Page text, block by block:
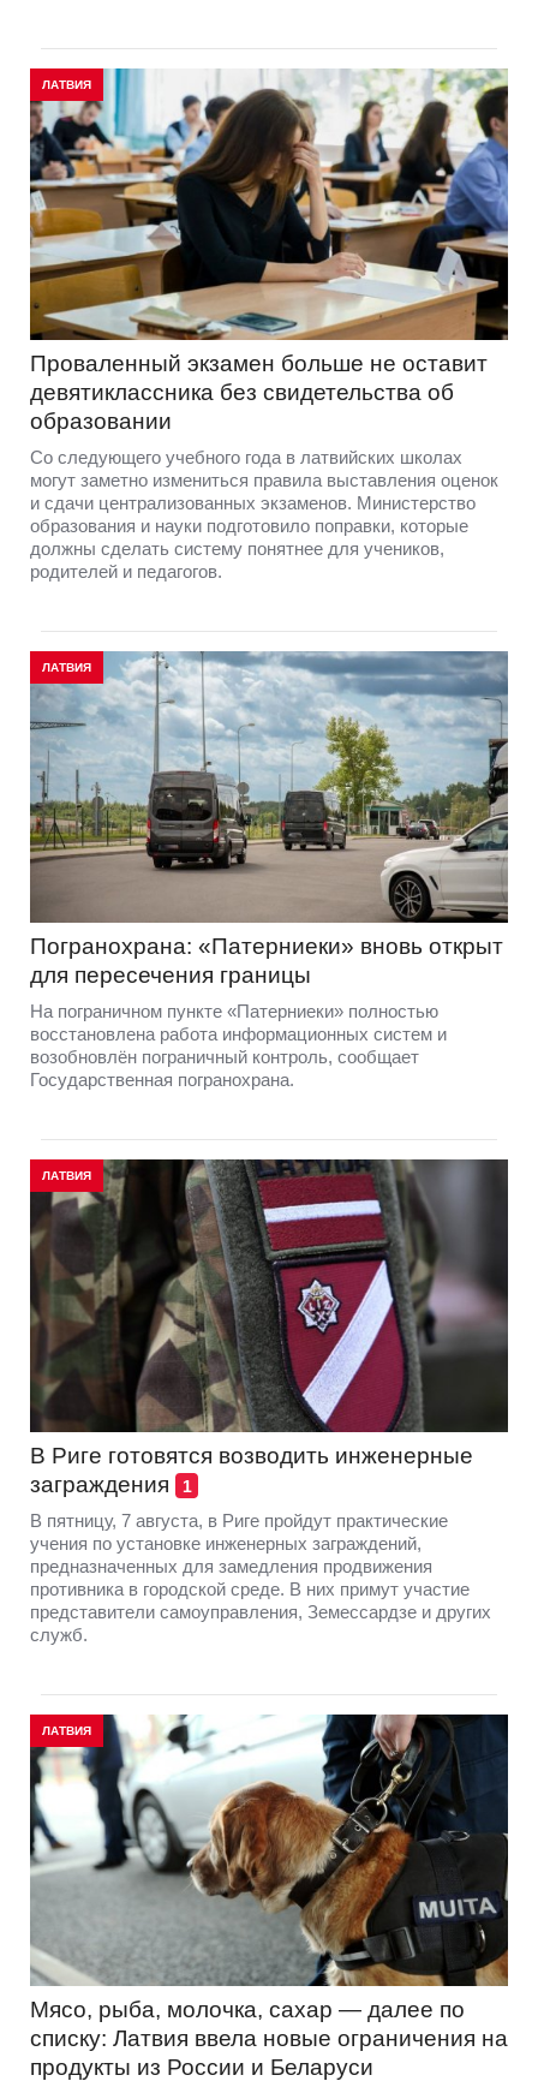
ЛАТВИЯ
Проваленный экзамен больше не оставит
девятиклассника без свидетельства об
образовании
Со следующего учебного года в латвийских школах
могут заметно измениться правила выставления оценок
и сдачи централизованных экзаменов. Министерство
образования и науки подготовило поправки, которые
должны сделать систему понятнее для учеников,
родителей и педагогов.
ЛАТВИЯ
Погранохрана: «Патерниеки» вновь открыт
для пересечения границы
На пограничном пункте «Патерниеки» полностью
восстановлена работа информационных систем и
возобновлён пограничный контроль, сообщает
Государственная погранохрана.
ЛАТВИЯ
В Риге готовятся возводить инженерные
заграждения
1
В пятницу, 7 августа, в Риге пройдут практические
учения по установке инженерных заграждений,
предназначенных для замедления продвижения
противника в городской среде. В них примут участие
представители самоуправления, Земессардзе и других
служб.
ЛАТВИЯ
Мясо, рыба, молочка, сахар — далее по
списку: Латвия ввела новые ограничения на
продукты из России и Беларуси